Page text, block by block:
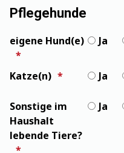
Pflegehunde
eigene Hund(e) Ja
Katze(n) Ja
Sonstige im
Haushalt
lebende Tiere?
Ja